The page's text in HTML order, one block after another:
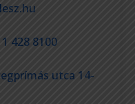
428 8100
utca 14-